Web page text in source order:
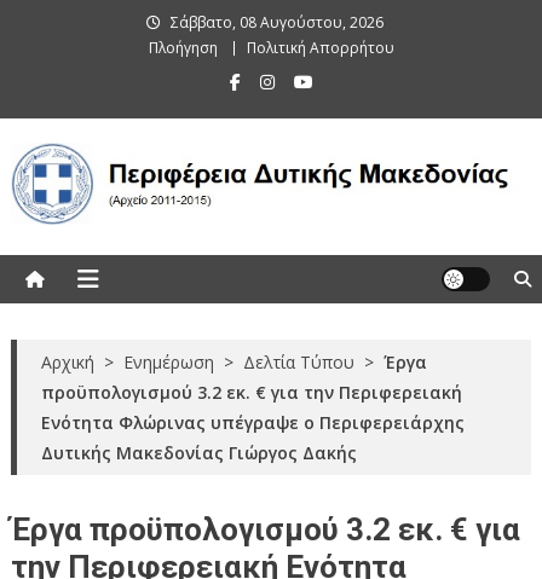
Σάββατο, 08 Αυγούστου, 2026
Πλοήγηση
Πολιτική Απορρήτου
Αρχική > Ενημέρωση > Δελτία Τύπου > Έργα
προϋπολογισμού 3.2 εκ. € για την Περιφερειακή
Ενότητα Φλώρινας υπέγραψε ο Περιφερειάρχης
Δυτικής Μακεδονίας Γιώργος Δακής
Έργα προϋπολογισμού 3.2 εκ. € για
την Περιφερειακή Ενότητα